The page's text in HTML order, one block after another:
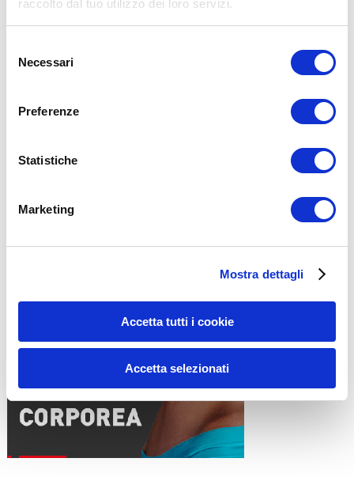
raccolto dal tuo utilizzo dei loro servizi.
delNecessari
Preferenze
Statistiche
Marketing
Mostra dettagli
Accetta tutti i cookie
Accetta selezionati
Nome*